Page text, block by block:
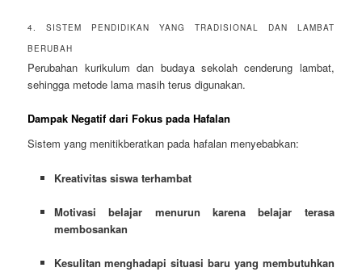
4. SISTEM PENDIDIKAN YANG TRADISIONAL DAN LAMBAT
BERUBAH
Perubahan kurikulum dan budaya sekolah cenderung lambat,
sehingga metode lama masih terus digunakan.
Dampak Negatif dari Fokus pada Hafalan
Sistem yang menitikberatkan pada hafalan menyebabkan:
Kreativitas siswa terhambat
Motivasi belajar menurun karena belajar terasa
membosankan
Kesulitan menghadapi situasi baru yang membutuhkan